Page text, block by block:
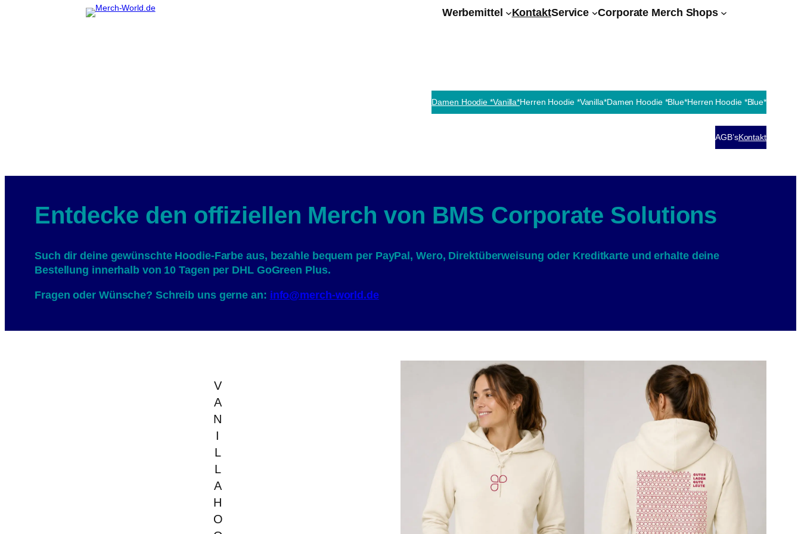
Werbemittel KontaktService Corporate Merch Shops
Damen Hoodie *Vanilla*Herren Hoodie *Vanilla*Damen Hoodie *Blue*Herren Hoodie *Blue*
AGB’sKontakt
Entdecke den offiziellen Merch von BMS Corporate Solutions
Such dir deine gewünschte Hoodie-Farbe aus, bezahle bequem per PayPal, Wero, Direktüberweisung oder Kreditkarte und erhalte deine
Bestellung innerhalb von 10 Tagen per DHL GoGreen Plus.
Fragen oder Wünsche? Schreib uns gerne an: info@merch-world.de
V
A
N
I
L
L
A
H
O